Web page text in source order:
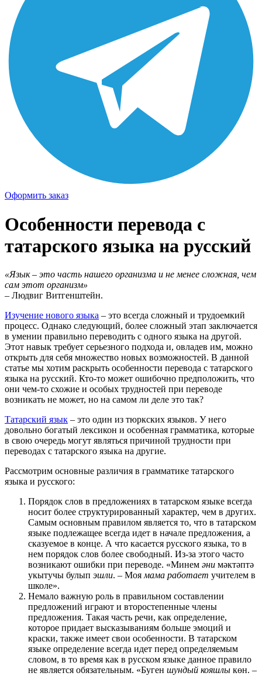
Оформить заказ
Особенности перевода с
татарского языка на русский
«Язык – это часть нашего организма и не менее сложная, чем
сам этот организм»
– Людвиг Витгенштейн.
Изучение нового языка – это всегда сложный и трудоемкий
процесс. Однако следующий, более сложный этап заключается
в умении правильно переводить с одного языка на другой.
Этот навык требует серьезного подхода и, овладев им, можно
открыть для себя множество новых возможностей. В данной
статье мы хотим раскрыть особенности перевода с татарского
языка на русский. Кто-то может ошибочно предположить, что
они чем-то схожие и особых трудностей при переводе
возникать не может, но на самом ли деле это так?
Татарский язык – это один из тюркских языков. У него
довольно богатый лексикон и особенная грамматика, которые
в свою очередь могут являться причиной трудности при
переводах с татарского языка на другие.
Рассмотрим основные различия в грамматике татарского
языка и русского:
Порядок слов в предложениях в татарском языке всегда
носит более структурированный характер, чем в других.
Самым основным правилом является то, что в татарском
языке подлежащее всегда идет в начале предложения, а
сказуемое в конце. А что касается русского языка, то в
нем порядок слов более свободный. Из-за этого часто
возникают ошибки при переводе. «Минем әни мәктәптә
укытучы булып эшли. – Моя мама работает учителем в
школе».
Немало важную роль в правильном составлении
предложений играют и второстепенные члены
предложения. Такая часть речи, как определение,
которое придает высказываниям больше эмоций и
краски, также имеет свои особенности. В татарском
языке определение всегда идет перед определяемым
словом, в то время как в русском языке данное правило
не является обязательным. «Буген шундый кояшлы көн. –